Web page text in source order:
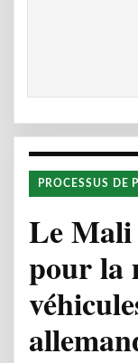
PROCESSUS DE
Le Mali
pour la